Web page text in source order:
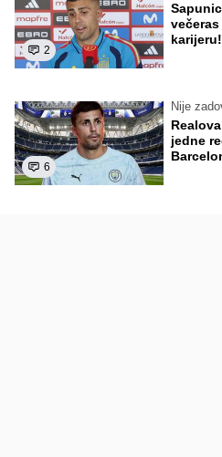
2
karijeru!
6
Nije
jedne